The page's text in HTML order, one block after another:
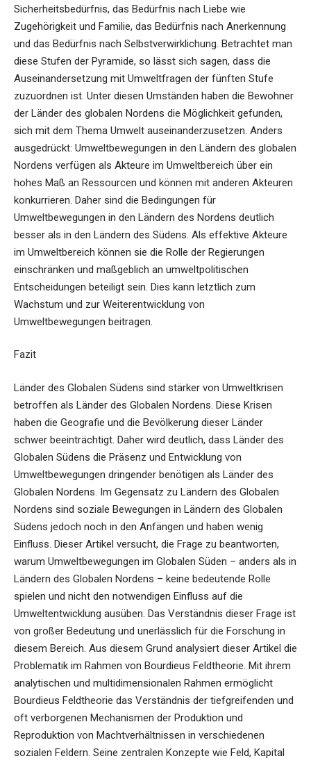
Fazit
Länder des Globalen Südens sind stärker von Umweltkrisen
betroffen als Länder des Globalen Nordens. Diese Krisen
haben die Geografie und die Bevölkerung dieser Länder
schwer beeinträchtigt. Daher wird deutlich, dass Länder des
Globalen Südens die Präsenz und Entwicklung von
Umweltbewegungen dringender benötigen als Länder des
Globalen Nordens. Im Gegensatz zu Ländern des Globalen
Nordens sind soziale Bewegungen in Ländern des Globalen
Südens jedoch noch in den Anfängen und haben wenig
Einfluss. Dieser Artikel versucht, die Frage zu beantworten,
warum Umweltbewegungen im Globalen Süden – anders als in
Ländern des Globalen Nordens – keine bedeutende Rolle
spielen und nicht den notwendigen Einfluss auf die
Umweltentwicklung ausüben. Das Verständnis dieser Frage ist
von großer Bedeutung und unerlässlich für die Forschung in
diesem Bereich. Aus diesem Grund analysiert dieser Artikel die
Problematik im Rahmen von Bourdieus Feldtheorie. Mit ihrem
analytischen und multidimensionalen Rahmen ermöglicht
Bourdieus Feldtheorie das Verständnis der tiefgreifenden und
oft verborgenen Mechanismen der Produktion und
Reproduktion von Machtverhältnissen in verschiedenen
sozialen Feldern. Seine zentralen Konzepte wie Feld, Kapital